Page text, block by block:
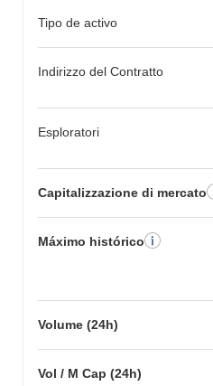
Tipo de activo
Indirizzo del Contratto
Esploratori
Capitalizzazione di mercato
Máximo histórico
Volume (24h)
Vol / M Cap (24h)